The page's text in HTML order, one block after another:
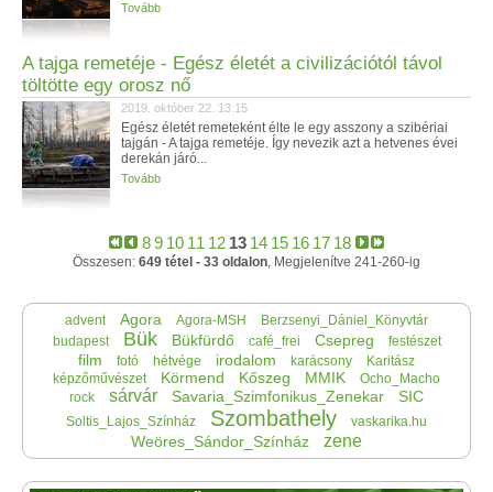
Tovább
A tajga remetéje - Egész életét a civilizációtól távol
töltötte egy orosz nő
2019. október 22. 13:15
Egész életét remeteként élte le egy asszony a szibériai
tajgán - A tajga remetéje. Így nevezik azt a hetvenes évei
derekán járó...
Tovább
89 10 11 12 13 14 15 16 17 18
Összesen: 649 tétel - 33 oldalon, Megjelenítve 241-260-ig
advent Agora Agora-MSH
Berzsenyi_Dániel_Könyvtár
budapest
Bük Bükfürdő café_frei Csepreg festészet
film fotó hétvége irodalom karácsony
Karitász
képzőművészet
Körmend Kőszeg MMIK
Ocho_Macho
rock
sárvár Savaria_Szimfonikus_Zenekar SIC
Soltis_Lajos_Színház Szombathely vaskarika.hu
Weöres_Sándor_Színház zene